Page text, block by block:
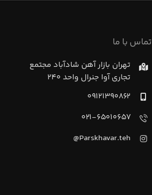
تماس با ما
تهران بازار آهن شادآباد مجتمع
تجاري آوا جنرال واحد ۲۴۰
۰۹۱۲۱۳۹۰۸۶۲
۰۲۱-۶۵۰۱۰۶۵۷
Parskhavar.teh@